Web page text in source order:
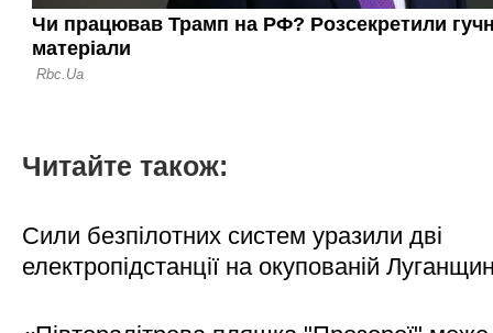
Читайте також:
Сили безпілотних систем уразили дві
електропідстанції на окупованій